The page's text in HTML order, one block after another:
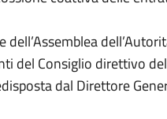
del Consiglio direttivo
dal Direttore